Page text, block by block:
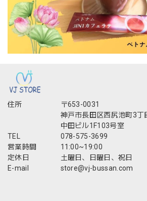
住所
〒653-0031
神戸市長田区西尻池町3丁
中田ビル1F103号室
TEL
078-575-3699
営業時間
11:00~19:00
定休日
土曜日、日曜日、祝日
E-mail
store@vj-bussan.com